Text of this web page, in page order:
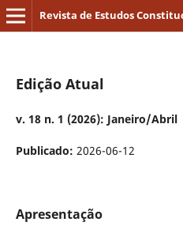
Edição Atual
v. 18 n. 1 (2026): Janeiro/Abril
Publicado: 2026-06-12
Apresentação